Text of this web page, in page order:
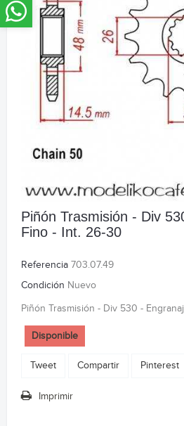
Piñón Trasmisión - Div
Fino - Int. 26-30
Referencia 703.07.49
Condición Nuevo
Piñón Trasmisión - Div 530 -
Disponible
Tweet Compartir Pinterest
Imprimir